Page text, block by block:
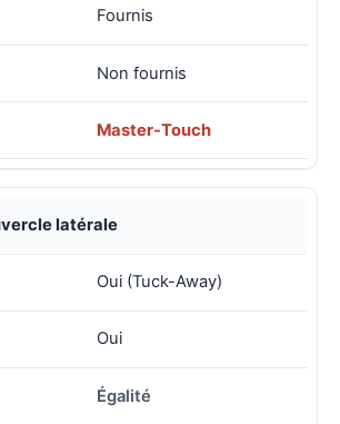
Fournis
Non fournis
Master-Touch
latérale
Oui (Tuck-Away)
Oui
Égalité